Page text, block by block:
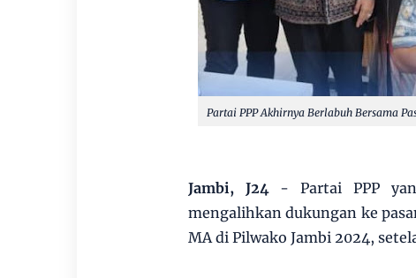
Partai PPP Akhirnya Berlabuh Bersama
Jambi, J24- Partai PPP
mengalihkan dukungan ke
MA di Pilwako Jambi 2024,